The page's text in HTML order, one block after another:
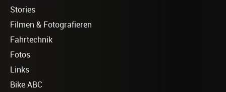
Stories
Filmen & Fotografieren
Fahrtechnik
Fotos
Links
Bike ABC